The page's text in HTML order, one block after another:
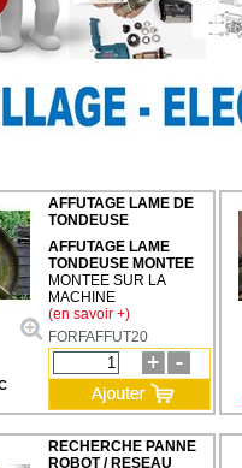
AFFUTAGE LAME DE
TONDEUSE
AFFUTAGE LAME
TONDEUSE MONTEE
MONTEE SUR LA
MACHINE
(en savoir +)
FORFAFFUT20
RECHERCHE PANNE
ROBOT / RESEAU